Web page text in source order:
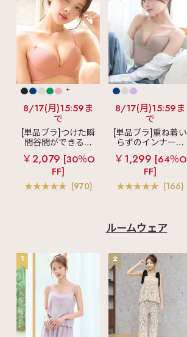
+
8/17(月)15:59ま
で
[単品ブラ]つけた瞬
間谷間ができるシ
ームレスブラ
超
盛ブラ(R) シームレ
ス 単品ブラジャー
￥2,079 [30％O
FF]
(970)
8/17(月)15:59ま
で
[単品ブラ]重ね着い
らずのインナーブ
ラ
リッチバスト
ブラトップ (ワイヤ
ー入り)
￥1,299 [64％O
FF]
(166)
ルームウェア
1 2